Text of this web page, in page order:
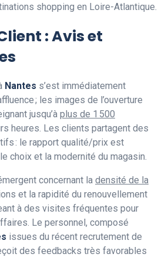
shopping en Loire-Atlantique.
: Avis et
Nantes s’est immédiatement
; les images de l’ouverture
jusqu’à plus de 1 500
heures. Les clients partagent des
: le rapport qualité/prix est
choix et la modernité du magasin.
concernant la densité de la
et la rapidité du renouvellement
à des visites fréquentes pour
Le personnel, composé
issues du récent recrutement de
des feedbacks très favorables